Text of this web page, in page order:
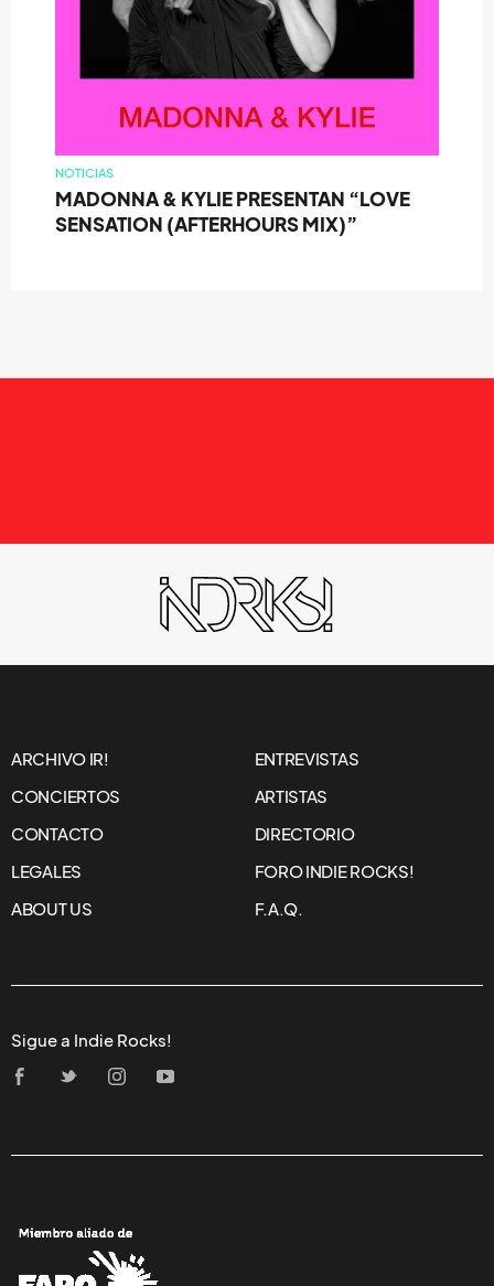
NOTICIAS
MADONNA & KYLIE PRESENTAN “LOVE
SENSATION (AFTERHOURS MIX)”
ARCHIVO IR!
ENTREVISTAS
CONCIERTOS
ARTISTAS
CONTACTO
DIRECTORIO
LEGALES
FORO INDIE ROCKS!
ABOUT US
F.A.Q.
Sigue a Indie Rocks!